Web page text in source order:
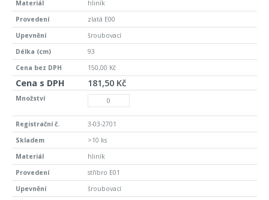
hliník
zlatá E00
šroubovací
93
150,00 Kč
181,50 Kč
3-03-2701
>10 ks
hliník
stříbro E01
šroubovací